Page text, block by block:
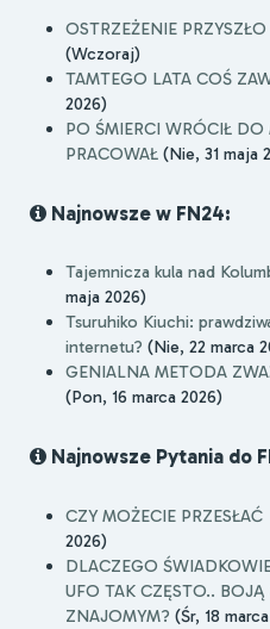
OSTRZEŻENIE
(Wczoraj)
TAMTEGO LATA COŚ
2026)
PO ŚMIERCI WRÓCIŁ
PRACOWAŁ (Nie, 31 maja
Najnowsze w FN24:
Tajemnicza kula nad
maja 2026)
Tsuruhiko Kiuchi:
internetu? (Nie, 22 marca
GENIALNA METODA
(Pon, 16 marca 2026)
Najnowsze Pytania do
CZY MOŻECIE
2026)
DLACZEGO
UFO TAK CZĘSTO..
ZNAJOMYM? (Śr, 18